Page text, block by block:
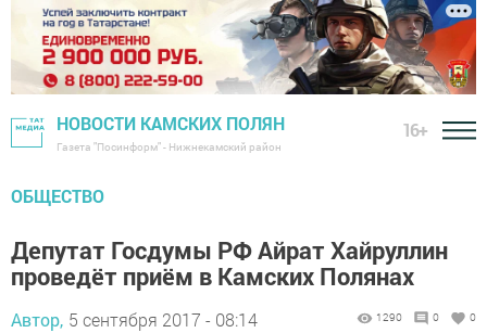
НОВОСТИ КАМСКИХ ПОЛЯН
Газета "Посинформ" - Нижнекамский район
16+
ОБЩЕСТВО
Депутат Госдумы РФ Айрат Хайруллин
проведёт приём в Камских Полянах
Автор, 5 сентября 2017 - 08:14 1290 0 0